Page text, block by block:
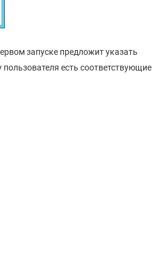
запуске предложит указать
есть соответствующие